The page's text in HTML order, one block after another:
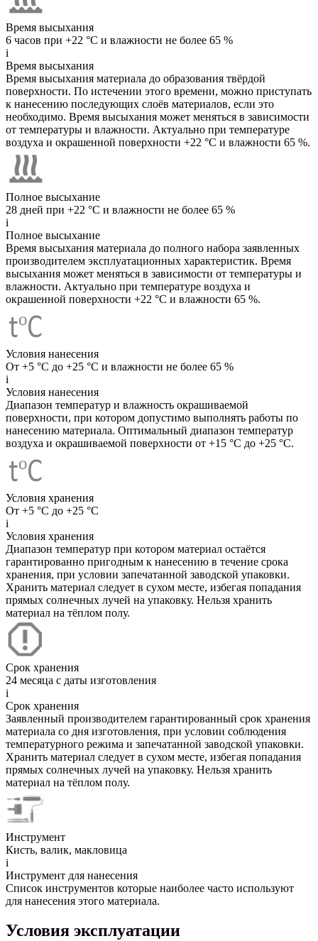
Время высыхания
6 часов при +22 °C и влажности не более 65 %
i
Время высыхания
Время высыхания материала до образования твёрдой
поверхности. По истечении этого времени, можно приступать
к нанесению последующих слоёв материалов, если это
необходимо. Время высыхания может меняться в зависимости
от температуры и влажности. Актуально при температуре
воздуха и окрашенной поверхности +22 °C и влажности 65 %.
Полное высыхание
28 дней при +22 °C и влажности не более 65 %
i
Полное высыхание
Время высыхания материала до полного набора заявленных
производителем эксплуатационных характеристик. Время
высыхания может меняться в зависимости от температуры и
влажности. Актуально при температуре воздуха и
окрашенной поверхности +22 °C и влажности 65 %.
Условия нанесения
От +5 °C до +25 °C и влажности не более 65 %
i
Условия нанесения
Диапазон температур и влажность окрашиваемой
поверхности, при котором допустимо выполнять работы по
нанесению материала. Оптимальный диапазон температур
воздуха и окрашиваемой поверхности от +15 °C до +25 °C.
Условия хранения
От +5 °C до +25 °C
i
Условия хранения
Диапазон температур при котором материал остаётся
гарантированно пригодным к нанесению в течение срока
хранения, при условии запечатанной заводской упаковки.
Хранить материал следует в сухом месте, избегая попадания
прямых солнечных лучей на упаковку. Нельзя хранить
материал на тёплом полу.
Срок хранения
24 месяца с даты изготовления
i
Срок хранения
Заявленный производителем гарантированный срок хранения
материала со дня изготовления, при условии соблюдения
температурного режима и запечатанной заводской упаковки.
Хранить материал следует в сухом месте, избегая попадания
прямых солнечных лучей на упаковку. Нельзя хранить
материал на тёплом полу.
Инструмент
Кисть, валик, макловица
i
Инструмент для нанесения
Список инструментов которые наиболее часто используют
для нанесения этого материала.
Условия эксплуатации